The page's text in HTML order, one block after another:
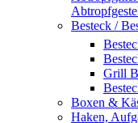
Besteck /
Grill
Boxen &
Haken,